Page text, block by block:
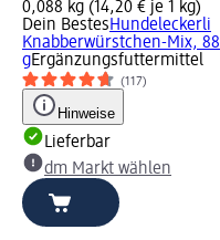
0,088 kg (14,20 € je 1 kg)
Dein BestesHundeleckerli
Knabberwürstchen-Mix, 88
gErgänzungsfuttermittel
(117)
Hinweise
Lieferbar
dm Markt wählen